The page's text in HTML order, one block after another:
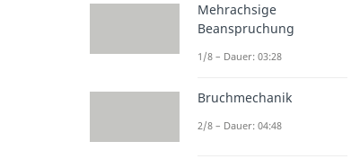
Mehrachsige
Beanspruchung
1/8 – Dauer: 03:28
Bruchmechanik
2/8 – Dauer: 04:48